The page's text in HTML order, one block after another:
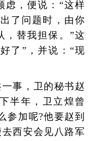
虑，便说：“这样
了问题时，由你
，替我担保。”这
了”，并说：“现
事，卫的秘书赵
半年，卫立煌曾
参加呢?他要赵到
西安会见八路军